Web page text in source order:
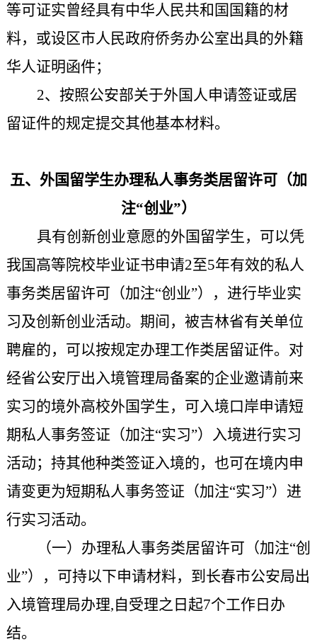
等可证实曾经具有中华人民共和国国籍的材
料，或设区市人民政府侨务办公室出具的外籍
华人证明函件；
2、按照公安部关于外国人申请签证或居
留证件的规定提交其他基本材料。
五、外国留学生办理私人事务类居留许可（加
注“创业”）
具有创新创业意愿的外国留学生，可以凭
我国高等院校毕业证书申请2至5年有效的私人
事务类居留许可（加注“创业”），进行毕业实
习及创新创业活动。期间，被吉林省有关单位
聘雇的，可以按规定办理工作类居留证件。对
经省公安厅出入境管理局备案的企业邀请前来
实习的境外高校外国学生，可入境口岸申请短
期私人事务签证（加注“实习”）入境进行实习
活动；持其他种类签证入境的，也可在境内申
请变更为短期私人事务签证（加注“实习”）进
行实习活动。
（一）办理私人事务类居留许可（加注“创
业”），可持以下申请材料，到 长春市公安局出
入境管理局办理,自受理之日起7个工作日办
结。